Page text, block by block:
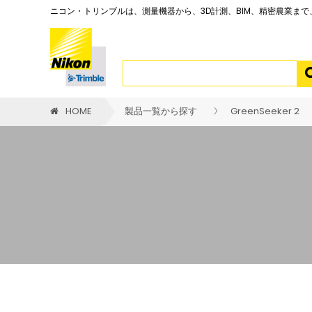
ニコン・トリンブルは、測量機器から、3D計測、BIM、精密農業ま
HOME 製品一覧から探す GreenSeeker 2